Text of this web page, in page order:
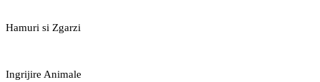
Hamuri si Zgarzi
Ingrijire Animale